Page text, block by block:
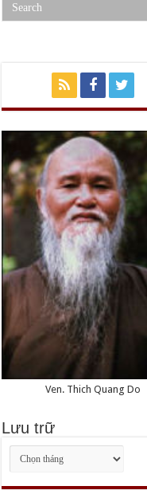
Ven. Thich Quang Do
Lưu trữ
Lưu
trữ